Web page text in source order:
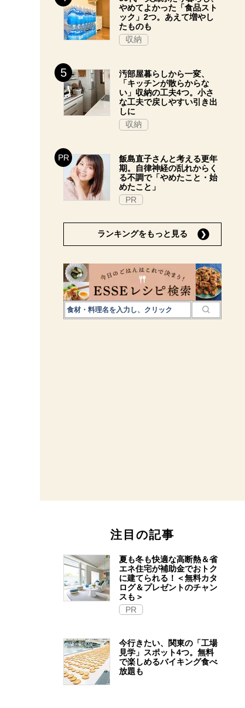
やめてよかった「食品スト
ック」2つ。あえて増やし
たものも
収納
汚部屋暮らしから一変、
「キッチンが散らからな
い」収納の工夫4つ。小さ
な工夫で戻しやすい引き出
しに
収納
飯島直子さんと考える更年
期。自律神経の乱れからく
る不調で「やめたこと・始
めたこと」
PR
ランキングをもっと見る
注目の記事
夏も冬も快適な高断熱＆省
エネ住宅が補助金でおトク
に建てられる！＜無料カタ
ログ＆プレゼントのチャン
スも＞
PR
今行きたい、関東の「工場
見学」スポット4つ。無料
で楽しめるバイキング食べ
放題も